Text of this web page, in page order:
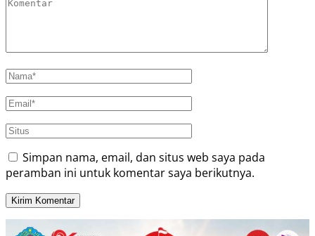
Simpan nama, email, dan situs web saya pada
peramban ini untuk komentar saya berikutnya.